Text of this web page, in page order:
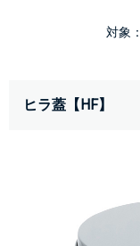
対象
ヒラ蓋【HF】